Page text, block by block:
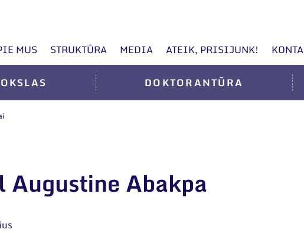
MUS STRUKTŪRA MEDIA ATEIK, PRISIJUNK!
DOKTORANTŪRA
Augustine Abakpa